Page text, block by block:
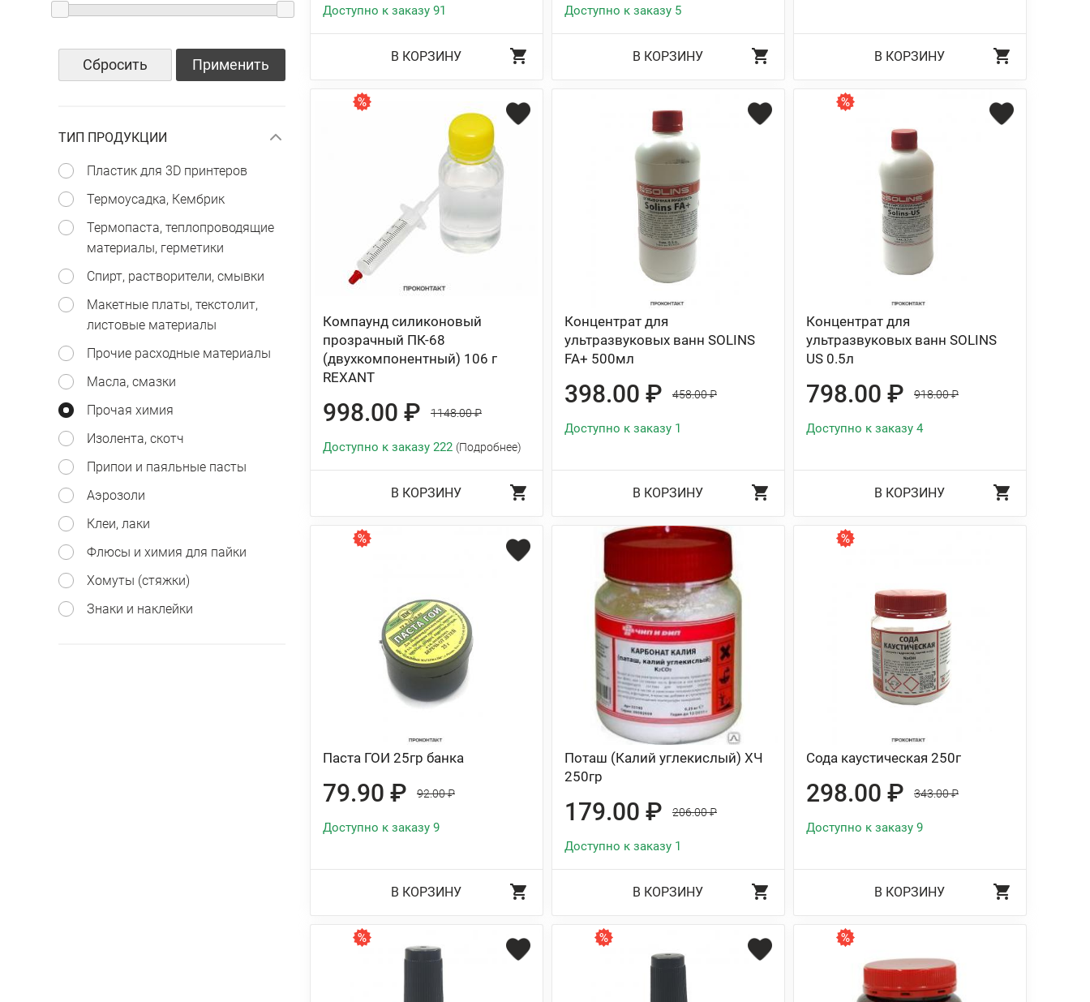
Сбросить Применить
ТИП ПРОДУКЦИИ
Пластик для 3D принтеров
Термоусадка, Кембрик
Термопаста, теплопроводящие
материалы, герметики
Спирт, растворители, смывки
Макетные платы, текстолит,
листовые материалы
Прочие расходные материалы
Масла, смазки
Прочая химия
Изолента, скотч
Припои и паяльные пасты
Аэрозоли
Клеи, лаки
Флюсы и химия для пайки
Хомуты (стяжки)
Знаки и наклейки
Доступно к заказу 91
В КОРЗИНУ
Доступно к заказу 5
В КОРЗИНУ В КОРЗИНУ
Компаунд силиконовый
прозрачный ПК-68
(двухкомпонентный) 106 г
REXANT
998.00 ₽ 1148.00 ₽
Доступно к заказу 222 (Подробнее)
В КОРЗИНУ
Концентрат для
ультразвуковых ванн SOLINS
FA+ 500мл
398.00 ₽ 458.00 ₽
Доступно к заказу 1
В КОРЗИНУ
Концентрат для
ультразвуковых ванн SOLINS
US 0.5л
798.00 ₽ 918.00 ₽
Доступно к заказу 4
В КОРЗИНУ
Паста ГОИ 25гр банка
79.90 ₽ 92.00 ₽
Доступно к заказу 9
В КОРЗИНУ
Поташ (Калий углекислый) ХЧ
250гр
179.00 ₽ 206.00 ₽
Доступно к заказу 1
В КОРЗИНУ
Сода каустическая 250г
298.00 ₽ 343.00 ₽
Доступно к заказу 9
В КОРЗИНУ